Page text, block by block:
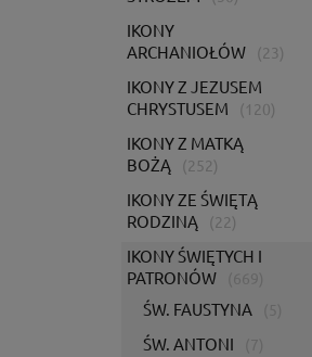
IKONY
ARCHANIOŁÓW
(23)
IKONY Z JEZUSEM
CHRYSTUSEM
(120)
IKONY Z MATKĄ
BOŻĄ
(252)
IKONY ZE ŚWIĘTĄ
RODZINĄ
(22)
IKONY ŚWIĘTYCH I
PATRONÓW
ŚW. FAUSTYNA
ŚW. ANTONI